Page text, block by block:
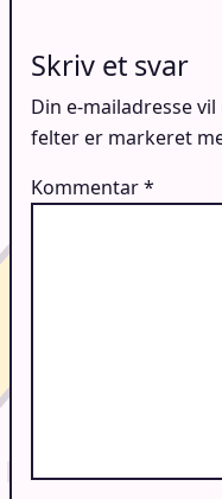
Skriv et svar
Din e-mailadresse
felter er markeret
Kommentar*